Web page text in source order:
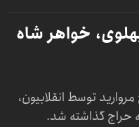
خواهر شاه
کاخ مروارید توسط انقلابیون،
حراج گذاشته شد.